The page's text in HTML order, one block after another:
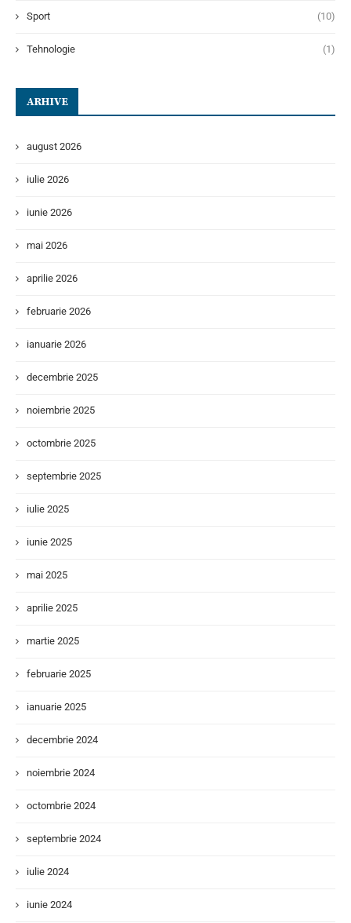
Sport (10)
Tehnologie (1)
ARHIVE
august 2026
iulie 2026
iunie 2026
mai 2026
aprilie 2026
februarie 2026
ianuarie 2026
decembrie 2025
noiembrie 2025
octombrie 2025
septembrie 2025
iulie 2025
iunie 2025
mai 2025
aprilie 2025
martie 2025
februarie 2025
ianuarie 2025
decembrie 2024
noiembrie 2024
octombrie 2024
septembrie 2024
iulie 2024
iunie 2024